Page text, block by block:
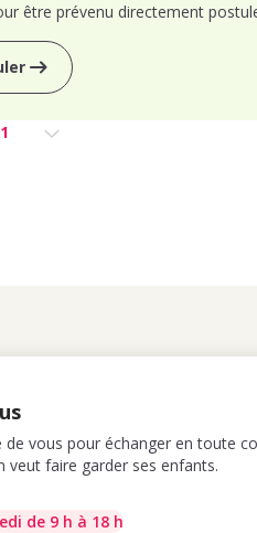
être prévenu directement
1
de vous pour échanger en toute
veut faire garder ses enfants.
de 9 h à 18 h